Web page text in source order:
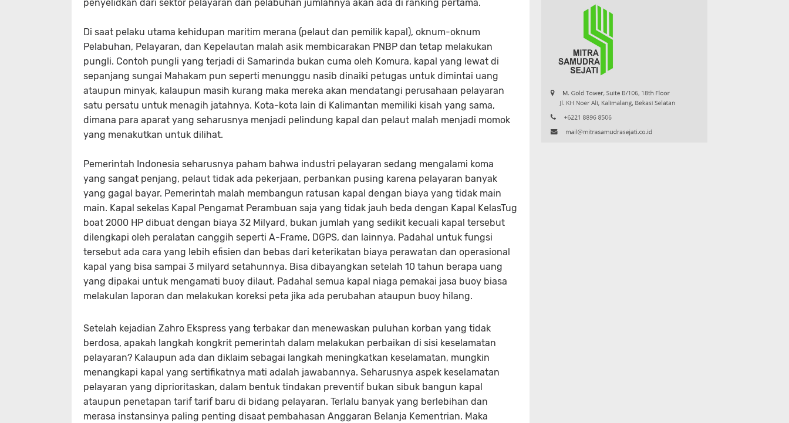
penyelidkan dari sektor pelayaran dan pelabuhan jumlahnya akan ada di ranking pertama.
Di saat pelaku utama kehidupan maritim merana (pelaut dan pemilik kapal), oknum-oknum
Pelabuhan, Pelayaran, dan Kepelautan malah asik membicarakan PNBP dan tetap melakukan
pungli. Contoh pungli yang terjadi di Samarinda bukan cuma oleh Komura, kapal yang lewat di
sepanjang sungai Mahakam pun seperti menunggu nasib dinaiki petugas untuk dimintai uang
ataupun minyak, kalaupun masih kurang maka mereka akan mendatangi perusahaan pelayaran
satu persatu untuk menagih jatahnya. Kota-kota lain di Kalimantan memiliki kisah yang sama,
dimana para aparat yang seharusnya menjadi pelindung kapal dan pelaut malah menjadi momok
yang menakutkan untuk dilihat.
Pemerintah Indonesia seharusnya paham bahwa industri pelayaran sedang mengalami koma
yang sangat penjang, pelaut tidak ada pekerjaan, perbankan pusing karena pelayaran banyak
yang gagal bayar. Pemerintah malah membangun ratusan kapal dengan biaya yang tidak main
main. Kapal sekelas Kapal Pengamat Perambuan saja yang tidak jauh beda dengan Kapal KelasTug
boat 2000 HP dibuat dengan biaya 32 Milyard, bukan jumlah yang sedikit kecuali kapal tersebut
dilengkapi oleh peralatan canggih seperti A-Frame, DGPS, dan lainnya. Padahal untuk fungsi
tersebut ada cara yang lebih efisien dan bebas dari keterikatan biaya perawatan dan operasional
kapal yang bisa sampai 3 milyard setahunnya. Bisa dibayangkan setelah 10 tahun berapa uang
yang dipakai untuk mengamati buoy dilaut. Padahal semua kapal niaga pemakai jasa buoy biasa
melakulan laporan dan melakukan koreksi peta jika ada perubahan ataupun buoy hilang.
Setelah kejadian Zahro Ekspress yang terbakar dan menewaskan puluhan korban yang tidak
berdosa, apakah langkah kongkrit pemerintah dalam melakukan perbaikan di sisi keselamatan
pelayaran? Kalaupun ada dan diklaim sebagai langkah meningkatkan keselamatan, mungkin
menangkapi kapal yang sertifikatnya mati adalah jawabannya. Seharusnya aspek keselamatan
pelayaran yang diprioritaskan, dalam bentuk tindakan preventif bukan sibuk bangun kapal
ataupun penetapan tarif tarif baru di bidang pelayaran. Terlalu banyak yang berlebihan dan
merasa instansinya paling penting disaat pembahasan Anggaran Belanja Kementrian. Maka